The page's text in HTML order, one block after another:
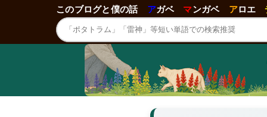
このブログと僕の話 アガベ マンガベ アロエ